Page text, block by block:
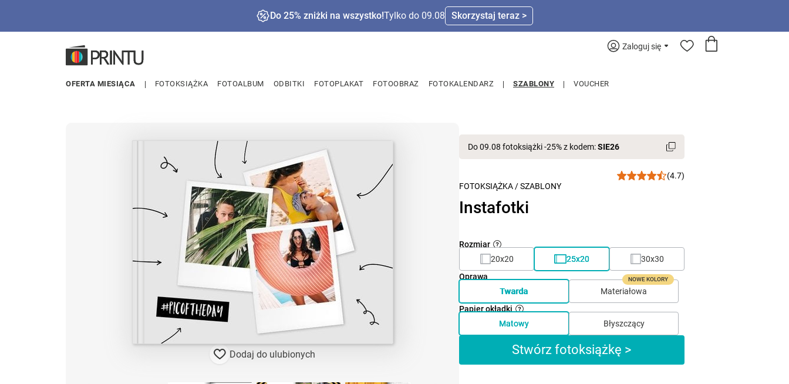
Do 25% zniżki na wszystko!Tylko do 09.08 Skorzystaj teraz >
Zaloguj się
OFERTA MIESIĄCA FOTOKSIĄŻKA FOTOALBUM ODBITKI FOTOPLAKAT FOTOOBRAZ FOTOKALENDARZ SZABLONY VOUCHER
Dodaj do ulubionych
Do 09.08 fotoksiążki -25% z kodem:SIE26
FOTOKSIĄŻKA /SZABLONY
(4.7)
Instafotki
Rozmiar
20x20
25x20
30x30
Oprawa
Twarda
Materiałowa
NOWE KOLORY
Papier okładki
Matowy
Błyszczący
Stwórz fotoksiążkę >